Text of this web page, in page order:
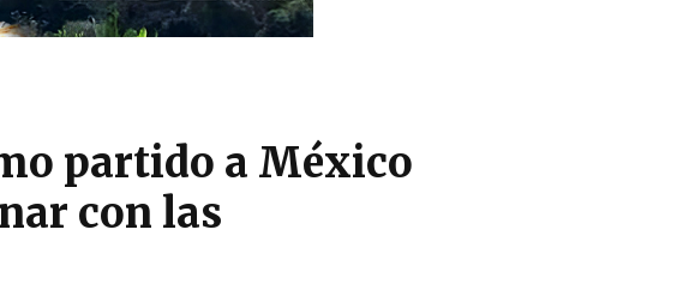
partido a México
con las